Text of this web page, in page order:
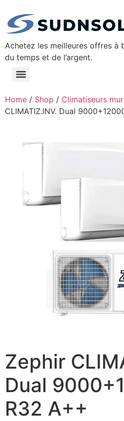
Achetez les meilleures offres à
du temps et de l’argent.
Home / Shop / Climatiseurs
CLIMATIZ.INV. Dual
Zephir
Dual
R32 A++